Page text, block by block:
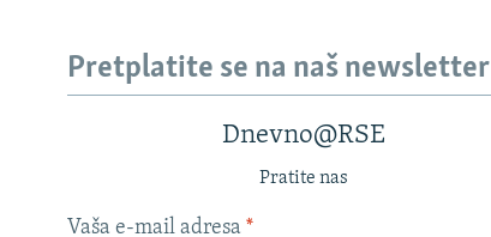
Pretplatite se na naš newsletter
Dnevno@RSE
Pratite nas
Vaša e-mail adresa *